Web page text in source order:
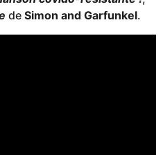
de Simon and Garfunkel.